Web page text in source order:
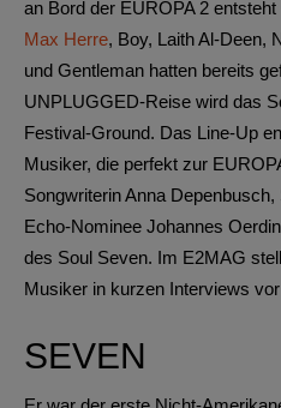
an Bord der EUROPA 2
Max Herre, Boy, Laith Al-Deen,
und Gentleman hatten bereits
UNPLUGGED-Reise wird das
Festival-Ground. Das Line-Up
Musiker, die perfekt zur
Songwriterin Anna
Echo-Nominee Johannes
des Soul Seven. Im E2MAG
Musiker in kurzen Interviews
SEVEN